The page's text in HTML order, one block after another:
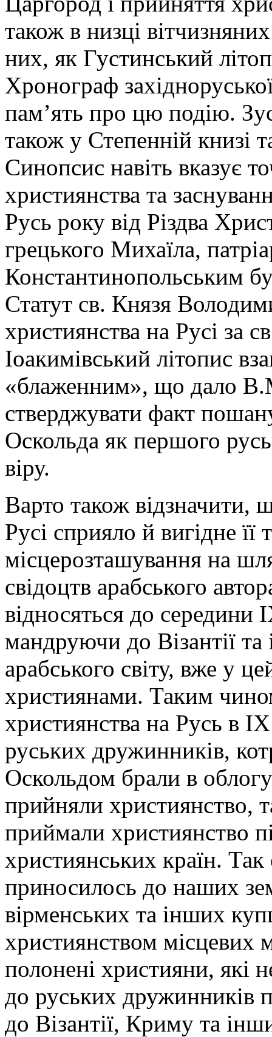
також в низці
них, як Густинський
Хронограф
пам’ять про цю подію.
також у Степенній книзі
Синопсис навіть вказує
християнства та
Русь року від Різдва
грецького Михаїла,
Константинопольським
Статут св. Князя
християнства на Русі за
Іоакимівський літопис
«блаженним», що дало
стверджувати факт
Оскольда як першого
віру.
Варто також
Русі сприяло й вигідне її
місцерозташування на
свідоцтв арабського
відносяться до середини
мандруючи до Візантії
арабського світу, вже у
християнами. Таким
християнства на Русь в
руських дружинників,
Оскольдом брали в
прийняли християнство,
приймали християнство
християнських країн.
приносилось до наших
вірменських та інших
християнством місцевих
полонені християни, які
до руських дружинників
до Візантії, Криму та